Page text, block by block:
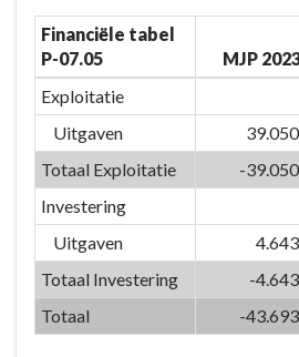
BD-
Door
het
inzetten
kwaliteitsvolle
vrijetijdsvoorzieningen
creaties
versterken
we
Financiële tabel
P-07.05
MJP
Exploitatie
Uitgaven
Totaal Exploitatie
-
Investering
Uitgaven
Totaal Investering
-
Totaal
-